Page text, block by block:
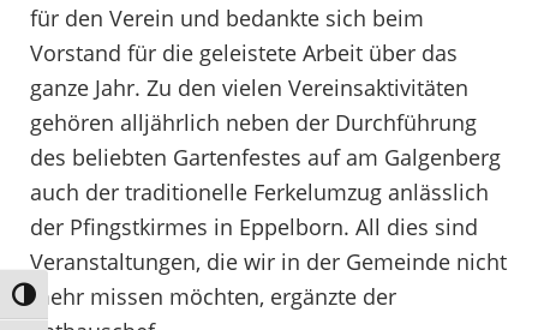
Umschalten auf hohe Kontraste
für den Verein und bedankte sich beim
Vorstand für die geleistete Arbeit über das
ganze Jahr. Zu den vielen Vereinsaktivitäten
gehören alljährlich neben der Durchführung
des beliebten Gartenfestes auf am Galgenberg
auch der traditionelle Ferkelumzug anlässlich
der Pfingstkirmes in Eppelborn. All dies sind
Veranstaltungen, die wir in der Gemeinde nicht
mehr missen möchten, ergänzte der